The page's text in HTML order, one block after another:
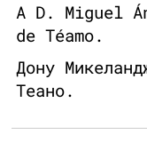
A D. Miguel
de Téamo.
Дону
Теано.